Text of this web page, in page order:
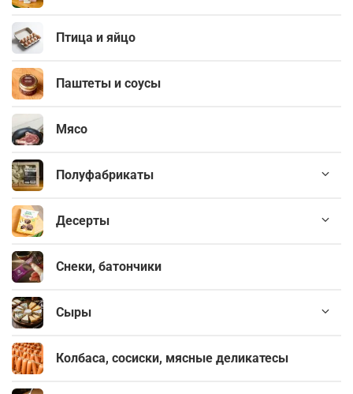
Птица и яйцо
Паштеты и соусы
Мясо
Полуфабрикаты
Десерты
Снеки, батончики
Сыры
Колбаса, сосиски, мясные деликатесы